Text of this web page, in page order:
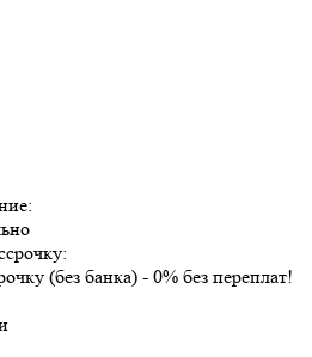
(без банка) - 0% без переплат!